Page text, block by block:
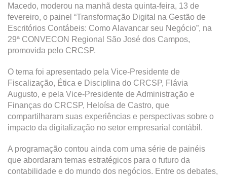
Macedo, moderou na manhã desta quinta-feira, 13 de
fevereiro, o painel “Transformação Digital na Gestão de
Escritórios Contábeis: Como Alavancar seu Negócio”, na
29ª CONVECON Regional São José dos Campos,
promovida pelo CRCSP.
O tema foi apresentado pela Vice-Presidente de
Fiscalização, Ética e Disciplina do CRCSP, Flávia
Augusto, e pela Vice-Presidente de Administração e
Finanças do CRCSP, Heloísa de Castro, que
compartilharam suas experiências e perspectivas sobre o
impacto da digitalização no setor empresarial contábil.
A programação contou ainda com uma série de painéis
que abordaram temas estratégicos para o futuro da
contabilidade e do mundo dos negócios. Entre os debates,